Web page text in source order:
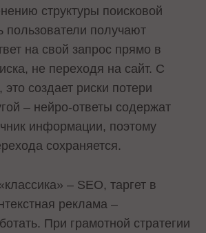
структуры поисковой
пользователи получают
на свой запрос прямо в
не переходя на сайт. С
создает риски потери
– нейро-ответы содержат
информации, поэтому
сохраняется.
– SEO, таргет в
реклама –
При грамотной стратегии